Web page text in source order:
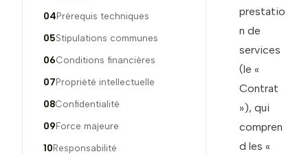
04Prérequis techniques
05Stipulations communes
06Conditions financières
07Propriété intellectuelle
08Confidentialité
09Force majeure
10Responsabilité
prestatio
n de
services
(le «
Contrat
»), qui
compren
d les «